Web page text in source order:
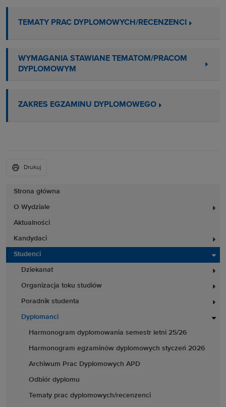
Strona główna
O Wydziale
Aktualności
Kandydaci
Studenci
Dziekanat
Organizacja toku studiów
Poradnik studenta
Dyplomanci
Harmonogram dyplomowania semestr letni 25/26
Harmonogram egzaminów dyplomowych styczeń 2026
Archiwum Prac Dyplomowych APD
Odbiór dyplomu
Tematy prac dyplomowych/recenzenci
TEMATY PRAC DYPLOMOWYCH/RECENZENCI
WYMAGANIA STAWIANE TEMATOM/PRACOM
DYPLOMOWYM
ZAKRES EGZAMINU DYPLOMOWEGO
Drukuj